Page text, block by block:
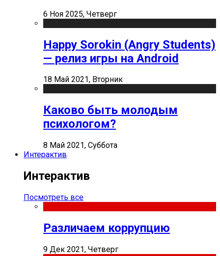
6 Ноя 2025, Четверг
Happy Sorokin (Angry Students)
— релиз игры на Android
18 Май 2021, Вторник
Каково быть молодым
психологом?
8 Май 2021, Суббота
Интерактив
Интерактив
Посмотреть все
Различаем коррупцию
9 Дек 2021, Четверг